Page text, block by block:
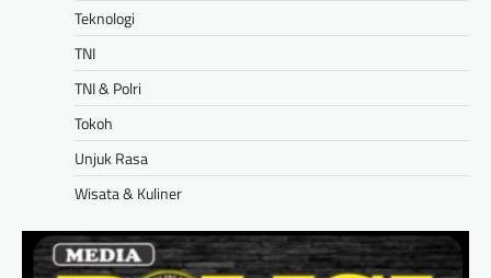
Teknologi
TNI
TNI & Polri
Tokoh
Unjuk Rasa
Wisata & Kuliner